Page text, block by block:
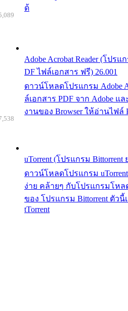
ด้
Adobe Acrobat Reader (โปร
DF ไฟล์เอกสาร ฟรี) 26.001
ดาวน์โหลดโปรแกรม Adobe
ล์เอกสาร PDF จาก Adobe
งานของ Browser ให้อ่านไฟล์
uTorrent (โปรแกรม
ดาวน์โหลดโปรแกรม
ง่าย คล้ายๆ กับโปรแกรมโห
ของ โปรแกรม Bittorrent ตัว
tTorrent